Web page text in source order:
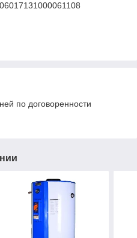
по договоренности